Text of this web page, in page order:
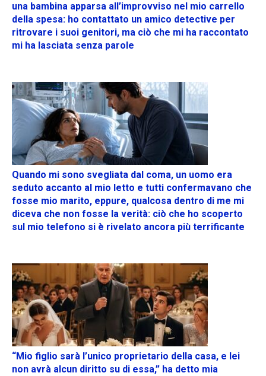
una bambina apparsa all’improvviso nel mio carrello
della spesa: ho contattato un amico detective per
ritrovare i suoi genitori, ma ciò che mi ha raccontato
mi ha lasciata senza parole
Quando mi sono svegliata dal coma, un uomo era
seduto accanto al mio letto e tutti confermavano che
fosse mio marito, eppure, qualcosa dentro di me mi
diceva che non fosse la verità: ciò che ho scoperto
sul mio telefono si è rivelato ancora più terrificante
“Mio figlio sarà l’unico proprietario della casa, e lei
non avrà alcun diritto su di essa,” ha detto mia